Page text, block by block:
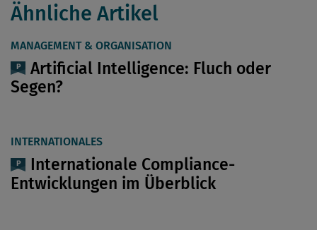
Ähnliche Artikel
MANAGEMENT & ORGANISATION
Artificial Intelligence: Fluch oder
Segen?
INTERNATIONALES
Internationale Compliance-
Entwicklungen im Überblick